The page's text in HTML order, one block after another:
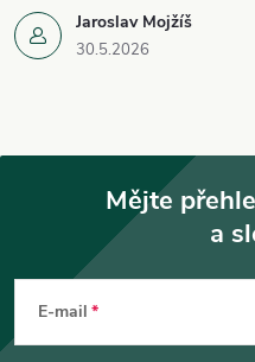
Jaroslav Mojžíš
30.5.2026
Mějte
a
E-mail